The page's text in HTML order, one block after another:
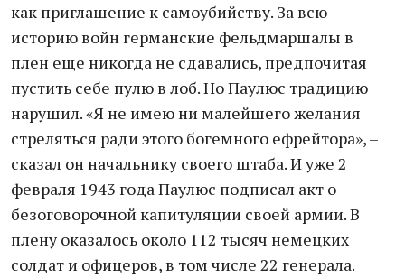
как приглашение к самоубийству. За всю
историю войн германские фельдмаршалы в
плен еще никогда не сдавались, предпочитая
пустить себе пулю в лоб. Но Паулюс традицию
нарушил. «Я не имею ни малейшего желания
стреляться ради этого богемного ефрейтора», –
сказал он начальнику своего штаба. И уже 2
февраля 1943 года Паулюс подписал акт о
безоговорочной капитуляции своей армии. В
плену оказалось около 112 тысяч немецких
солдат и офицеров, в том числе 22 генерала.